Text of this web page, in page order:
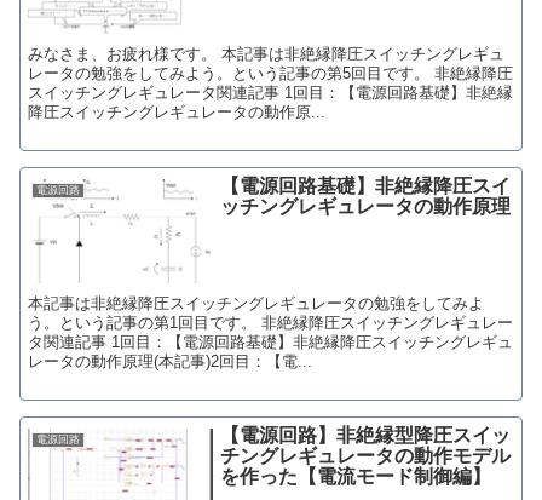
みなさま、お疲れ様です。 本記事は非絶縁降圧スイッチングレギュ
レータの勉強をしてみよう。という記事の第5回目です。 非絶縁降圧
スイッチングレギュレータ関連記事 1回目：【電源回路基礎】非絶縁
降圧スイッチングレギュレータの動作原...
電源回路
【電源回路基礎】非絶縁降圧スイ
ッチングレギュレータの動作原理
本記事は非絶縁降圧スイッチングレギュレータの勉強をしてみよ
う。という記事の第1回目です。 非絶縁降圧スイッチングレギュレー
タ関連記事 1回目：【電源回路基礎】非絶縁降圧スイッチングレギュ
レータの動作原理(本記事)2回目：【電...
電源回路
【電源回路】非絶縁型降圧スイッ
チングレギュレータの動作モデル
を作った【電流モード制御編】